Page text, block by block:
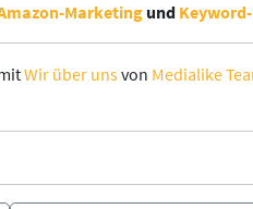
Marketingund
Wir über unsvon Medialike